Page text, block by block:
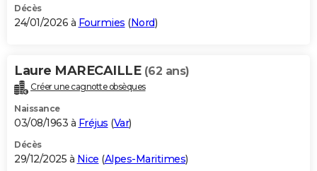
BONS PLANS
Carte de Noël
Carte Bonne année
Carte Saint-Valentin
Carte Pâques
Carte d'anniversaire
DICTIONNAIRE
Dictionnaire
Biographies
Citations
Expressions
Proverbes
PROGRAMME TV
S'inscrire
Se connecter
Lycées
Collèges
Primaires
Universités
Entreprises
Service militaire
Avis de recherche
AVIS DE DÉCÈS
Décès
24/01/2026 à Fourmies (Nord)
Laure MARECAILLE (62 ans)
Créer une cagnotte obsèques
Naissance
03/08/1963 à Fréjus (Var)
Décès
29/12/2025 à Nice (Alpes-Maritimes)